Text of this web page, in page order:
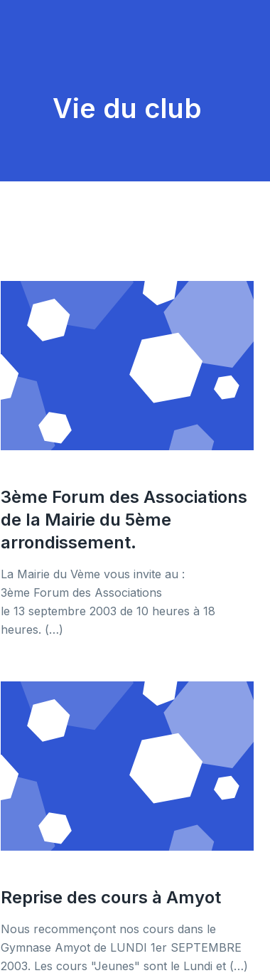
Vie du club
3ème Forum des Associations
de la Mairie du 5ème
arrondissement.
La Mairie du Vème vous invite au :
3ème Forum des Associations
le 13 septembre 2003 de 10 heures à 18
heures. (…)
Reprise des cours à Amyot
Nous recommençont nos cours dans le
Gymnase Amyot de LUNDI 1er SEPTEMBRE
2003. Les cours "Jeunes" sont le Lundi et (…)